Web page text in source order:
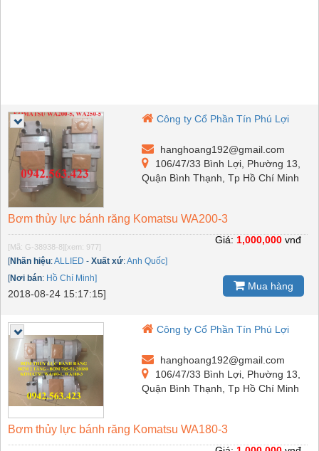
Công ty Cổ Phần Tín Phú Lợi
hanghoang192@gmail.com
106/47/33 Bình Lợi, Phường 13,
Quận Bình Thạnh, Tp Hồ Chí Minh
Bơm thủy lực bánh răng Komatsu WA200-3
[Mã: G-38938-8] [xem: 977]
[Nhãn hiệu:ALLIED - Xuất xứ:Anh Quốc]
[Nơi bán: Hồ Chí Minh]
2018-08-24 15:17:15]
Giá: 1,000,000 vnđ
Mua hàng
Công ty Cổ Phần Tín Phú Lợi
hanghoang192@gmail.com
106/47/33 Bình Lợi, Phường 13,
Quận Bình Thạnh, Tp Hồ Chí Minh
Bơm thủy lực bánh răng Komatsu WA180-3